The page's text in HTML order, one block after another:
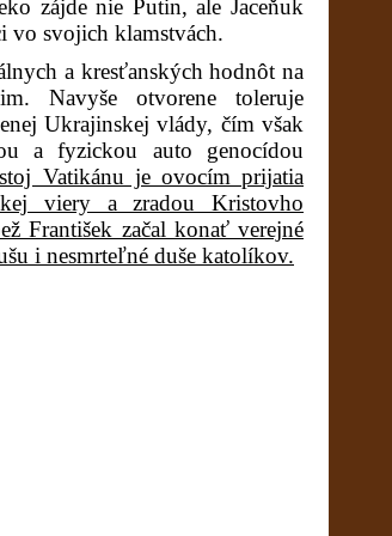
zájde nie Putin, ale Jaceňuk
vo svojich klamstvách.
a kresťanských hodnôt na
Navyše otvorene toleruje
Ukrajinskej vlády, čím však
a fyzickou auto genocídou
Vatikánu je ovocím prijatia
viery a zradou Kristovho
František začal konať verejné
i nesmrteľné duše katolíkov.